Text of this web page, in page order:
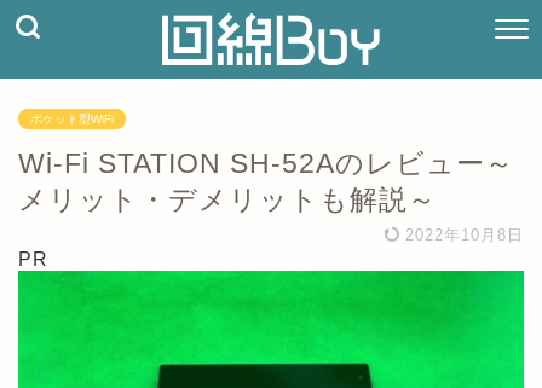
ポケット型WiFi
Wi-Fi STATION SH-52Aのレビュー～
メリット・デメリットも解説～
2022年10月8日